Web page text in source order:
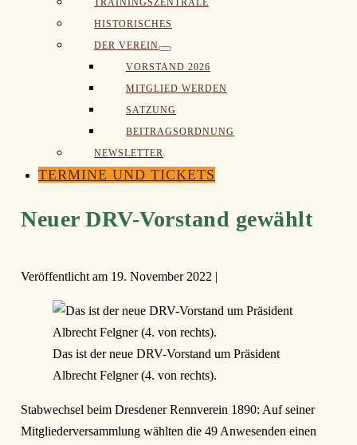
Schalter
TRAININGSZENTRALE
HISTORISCHES
DER VEREIN
Schalter
VORSTAND 2026
MITGLIED WERDEN
SATZUNG
BEITRAGSORDNUNG
NEWSLETTER
TERMINE UND TICKETS
Neuer DRV-Vorstand gewählt
Veröffentlicht am 19. November 2022 |
Das ist der neue DRV-Vorstand um Präsident
Albrecht Felgner (4. von rechts).
Stabwechsel beim Dresdener Rennverein 1890: Auf seiner
Mitgliederversammlung wählten die 49 Anwesenden einen